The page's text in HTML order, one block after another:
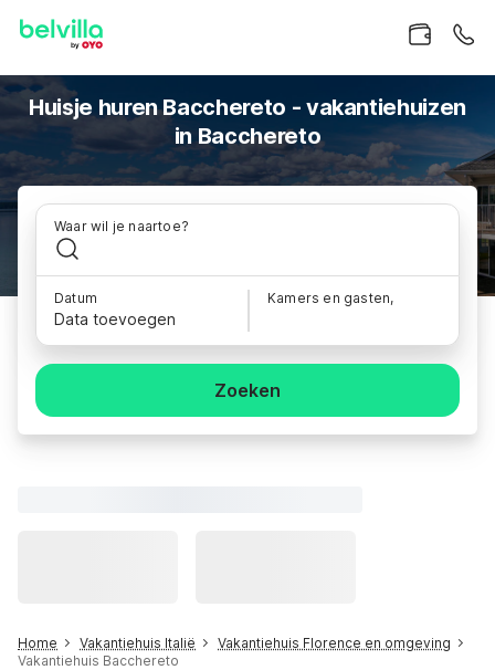
Huisje huren Bacchereto - vakantiehuizen
in Bacchereto
Waar wil je naartoe?
Datum
Data toevoegen
Kamers en gasten,
Zoeken
Home Vakantiehuis Italië
Vakantiehuis Florence en omgeving
Vakantiehuis Bacchereto